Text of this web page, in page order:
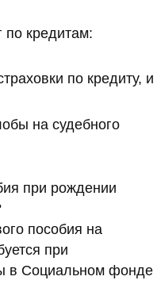
по кредитам:
по кредиту, и
на судебного
при рождении
пособия на
при
в Социальном фонде